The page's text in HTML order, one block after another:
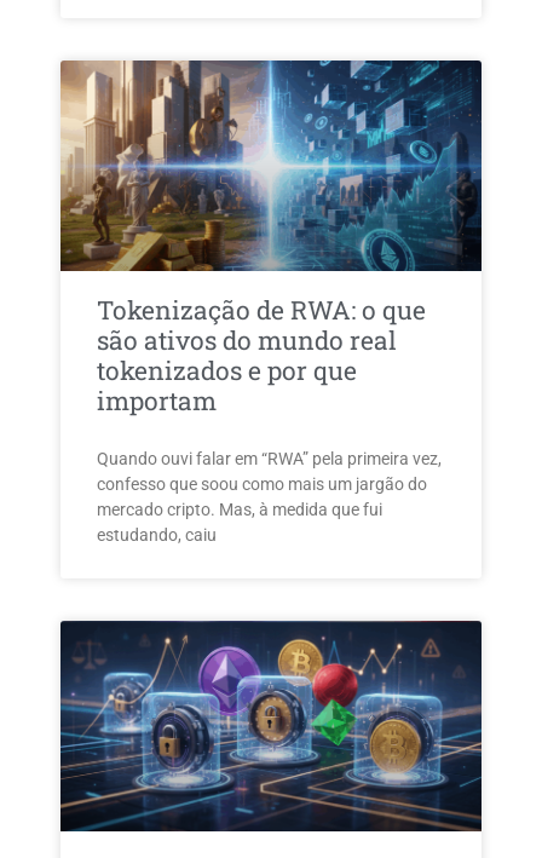
Tokenização de RWA: o que
são ativos do mundo real
tokenizados e por que
importam
Quando ouvi falar em “RWA” pela primeira vez,
confesso que soou como mais um jargão do
mercado cripto. Mas, à medida que fui
estudando, caiu